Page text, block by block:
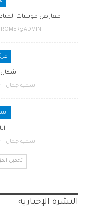
معارض موبليات
سمية جمال
سمية جمال
تحميل
النشرة الإخبارية